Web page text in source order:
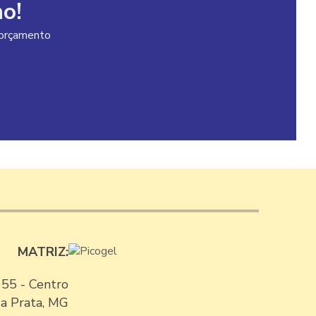
FABRICANTE DE PICOLÉ
FORNECEDOR DE PICOLE E SORVETE
FORNECEDORES DE SORVETES PARA
REVENDA
MATRIZ:
- Centro
Prata, MG